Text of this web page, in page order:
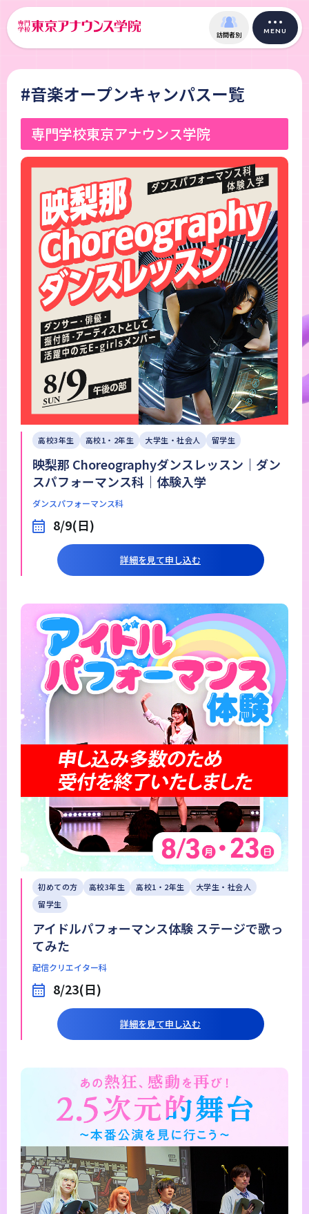
訪問者別 MENU
#音楽オープンキャンパスー覧
専門学校東京アナウンス学院
高校3年生 高校1・2年生 大学生・社会人 留学生
映梨那 Choreographyダンスレッスン｜ダン
スパフォーマンス科｜体験入学
ダンスパフォーマンス科
8/9(日)
詳細を見て申し込む
初めての方 高校3年生 高校1・2年生
大学生・社会人
留学生
アイドルパフォーマンス体験 ステージで歌っ
てみた
配信クリエイター科
8/23(日)
詳細を見て申し込む